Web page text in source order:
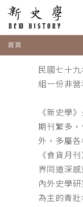
首頁
民國七十
組一份非
《新史學
期刊繁多
外，多屬
《食貨月
界同道深
內外史學
為主的青